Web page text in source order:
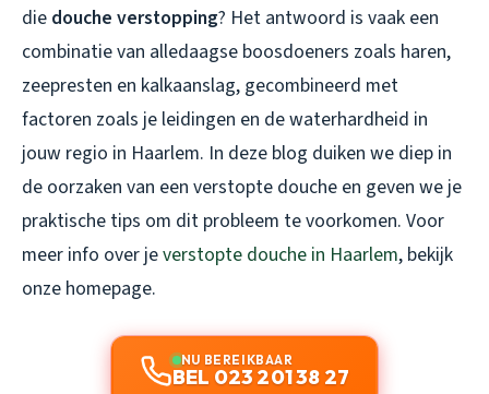
die douche verstopping? Het antwoord is vaak een
combinatie van alledaagse boosdoeners zoals haren,
zeepresten en kalkaanslag, gecombineerd met
factoren zoals je leidingen en de waterhardheid in
jouw regio in Haarlem. In deze blog duiken we diep in
de oorzaken van een verstopte douche en geven we je
praktische tips om dit probleem te voorkomen. Voor
meer info over jeverstopte douche in Haarlem, bekijk
onze homepage.
NU BEREIKBAAR
BEL 023 201 38 27